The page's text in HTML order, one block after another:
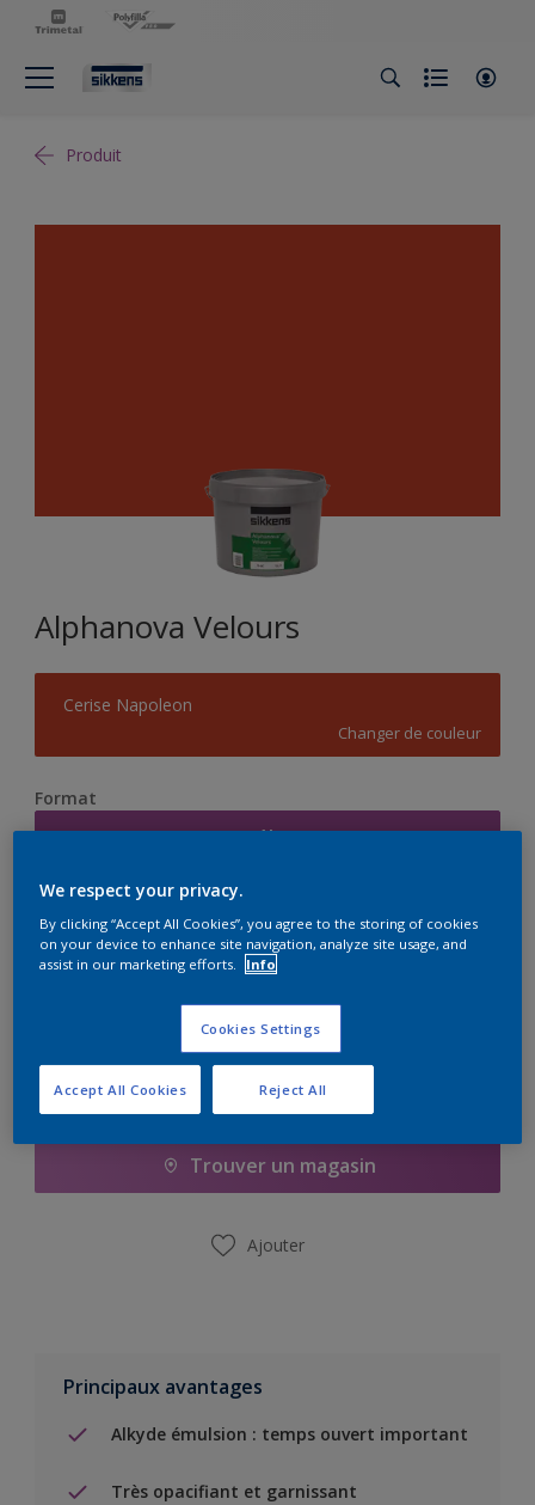
Produit
Alphanova Velours
Cerise Napoleon
Changer de couleur
Format
1L
Quantité Calculateur de peinture
Calculer
Ajouter à la liste d’achats
Trouver un magasin
Ajouter
Principaux avantages
Alkyde émulsion : temps ouvert important
Très opacifiant et garnissant
We respect your privacy.
By clicking “Accept All Cookies”, you agree to the storing of cookies
on your device to enhance site navigation, analyze site usage, and
assist in our marketing efforts.
Info
Cookies Settings
Reject All
Accept All Cookies